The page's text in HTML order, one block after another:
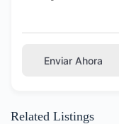
Enviar Ahora
Related Listings